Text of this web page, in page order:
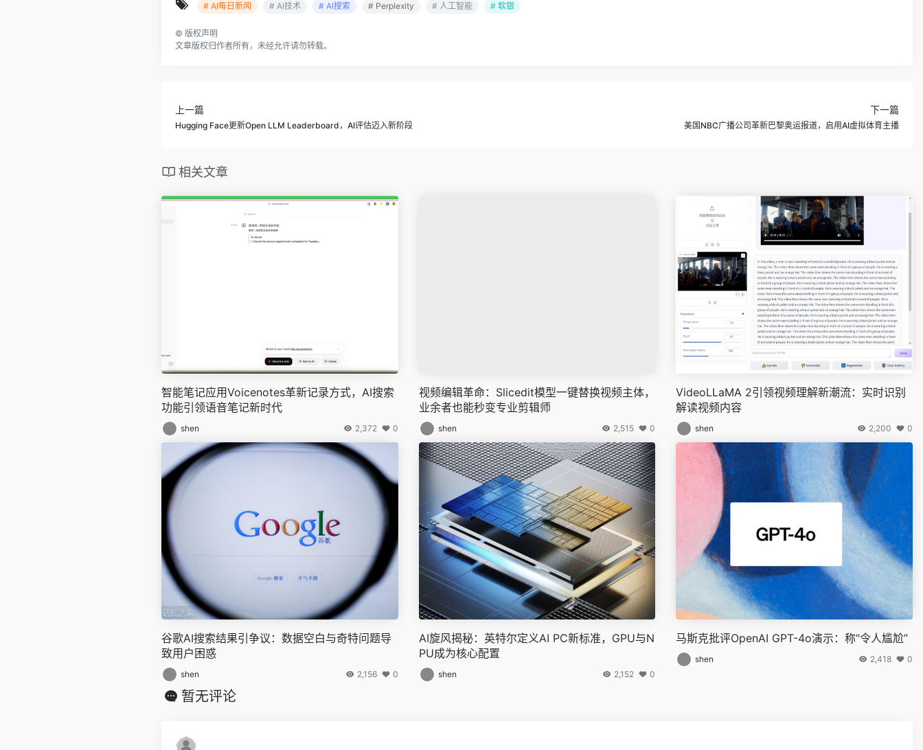
# AI每日新闻 # AI技术 # AI搜索 # Perplexity # 人工智能 # 软银
© 版权声明
文章版权归作者所有，未经允许请勿转载。
上一篇
Hugging Face更新Open LLM Leaderboard，AI评估迈入新阶段
下一篇
美国NBC广播公司革新巴黎奥运报道，启用AI虚拟体育主播
相关文章
智能笔记应用Voicenotes革新记录方式，AI搜索
功能引领语音笔记新时代
shen 2,372 0
视频编辑革命：Slicedit模型一键替换视频主体，
业余者也能秒变专业剪辑师
shen 2,515 0
VideoLLaMA 2引领视频理解新潮流：实时识别
解读视频内容
shen 2,200 0
谷歌AI搜索结果引争议：数据空白与奇特问题导
致用户困惑
shen 2,156 0
AI旋风揭秘：英特尔定义AI PC新标准，GPU与N
PU成为核心配置
shen 2,152 0
马斯克批评OpenAI GPT-4o演示：称“令人尴尬”
shen 2,418 0
暂无评论